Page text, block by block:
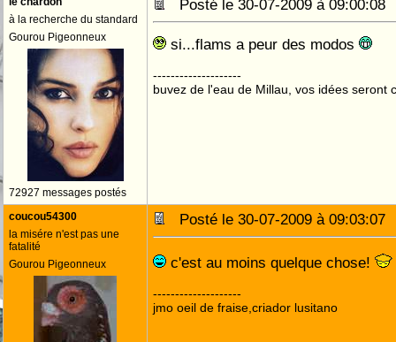
à la recherche du standard
Gourou Pigeonneux
72927 messages postés
Posté le 30-07-2009 à
si...flams a peur des modos
--------------------
buvez de l'eau de Millau, vos idées seront
coucou54300
la misére n'est pas une
fatalité
Gourou Pigeonneux
Posté le 30-07-2009 à
c'est au moins quelque chose!
--------------------
jmo oeil de fraise,criador lusitano